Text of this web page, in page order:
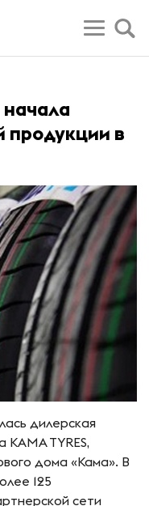
продукции в
дилерская
TYRES,
дома «Кама». В
125
сети